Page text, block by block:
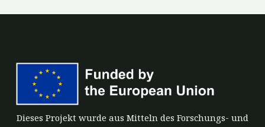
Dieses Projekt wurde aus Mitteln des Forschungs- und